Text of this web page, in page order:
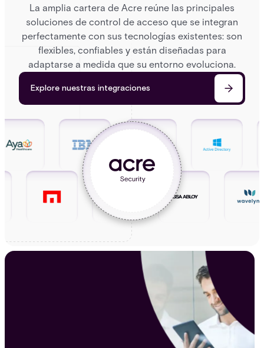
La amplia cartera de Acre reúne las principales
soluciones de control de acceso que se integran
perfectamente con sus tecnologías existentes: son
flexibles, confiables y están diseñadas para
adaptarse a medida que su entorno evoluciona.
Explore nuestras integraciones